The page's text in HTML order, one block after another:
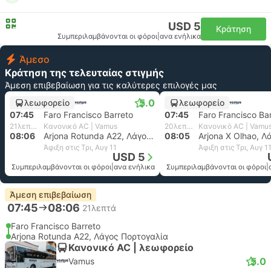
USD 5
Συμπεριλαμβάνονται οι φόροι ανα ενήλικα
Κράτηση
Άμεσο
Κράτηση της τελευταίας στιγμής
Άμεση επιβεβαίωση για τις καλύτερες επιλογές μας
λεωφορείο
5.0
07:45 Faro Francisco Barreto
21λεπτά Κανονικό AC | Vamus
08:06 Arjona Rotunda A22, Λάγος Πορτογαλία
Άφιξη στις Τρι, Αυγ 11
USD 5
Συμπεριλαμβάνονται οι φόροι ανα ενήλικα
λεωφορείο
07:45
Faro Francisco
20λεπτά Κανονικό AC |
08:05
Άφιξη στις Τρι, Αυγ 11
Συμπεριλαμβάνονται οι φόροι
Άμεση επιβεβαίωση
07:45 08:06 21λεπτά
Faro Francisco Barreto
Arjona Rotunda A22, Λάγος Πορτογαλία
Κανονικό AC | λεωφορείο
Vamus 5.0